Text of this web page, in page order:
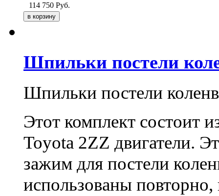
114 750 Руб.
Шпильки постели
Шпильки постели
Этот комплект состоит
Toyota 2ZZ двигатели.
зажим для постели
использованы